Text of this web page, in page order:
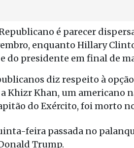
é parecer
enquanto Hillary
do presidente em final de
diz respeito à
Khizr Khan, um americano
do Exército, foi morto
feira passada no
Trump.